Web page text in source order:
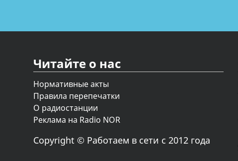
Читайте о нас
Нормативные акты
Правила перепечатки
О радиостанции
Реклама на Radio NOR
Copyright © Работаем в сети с 2012 года